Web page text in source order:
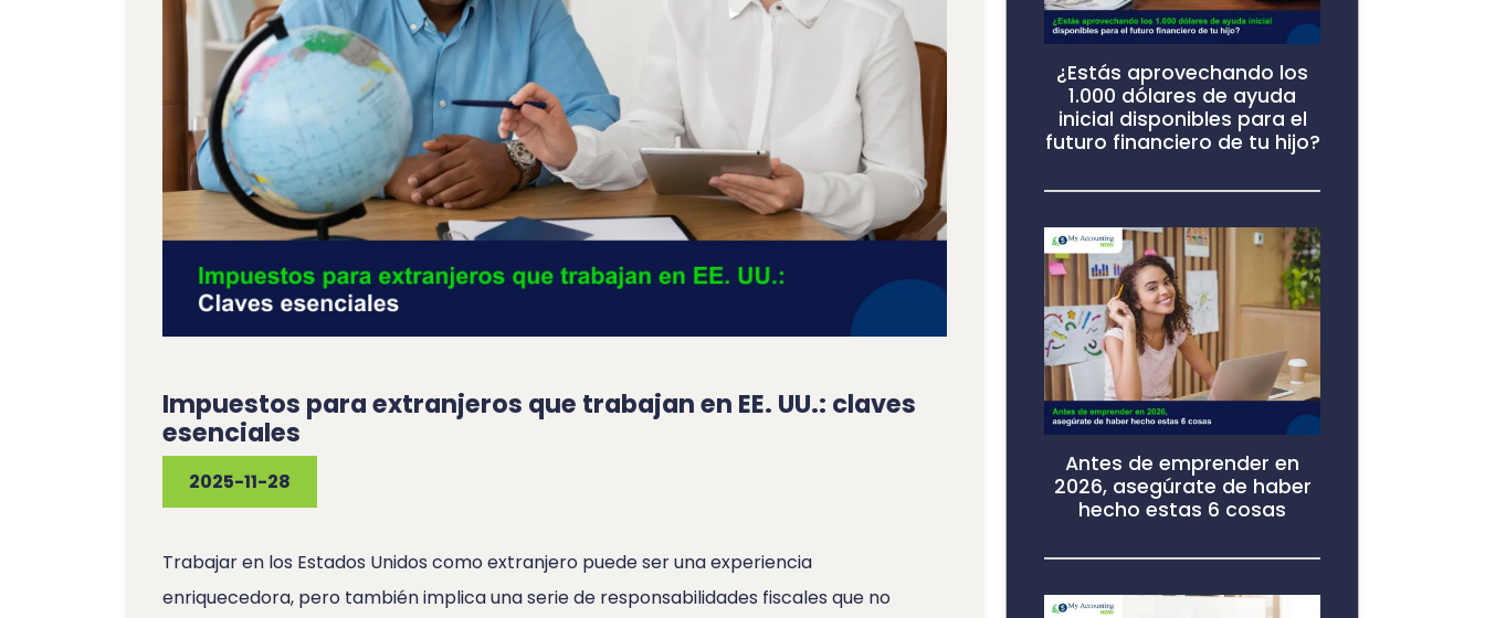
¿Estás aprovechando los
1.000 dólares de ayuda
inicial disponibles para el
futuro financiero de tu hijo?
Antes de emprender en
2026, asegúrate de haber
hecho estas 6 cosas
Impuestos para extranjeros que trabajan en EE. UU.: claves
esenciales
2025-11-28
Trabajar en los Estados Unidos como extranjero puede ser una experiencia
enriquecedora, pero también implica una serie de responsabilidades fiscales que no